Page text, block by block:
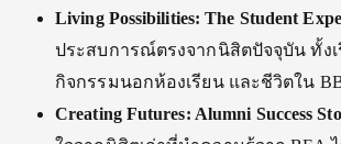
Living Possibilities: The Student
ประสบการณ์ตรงจากนิสิตปัจจุบัน ทั้งเ
กิจกรรมนอกห้องเรียน และชีวิตใน
Creating Futures: Alumni Success